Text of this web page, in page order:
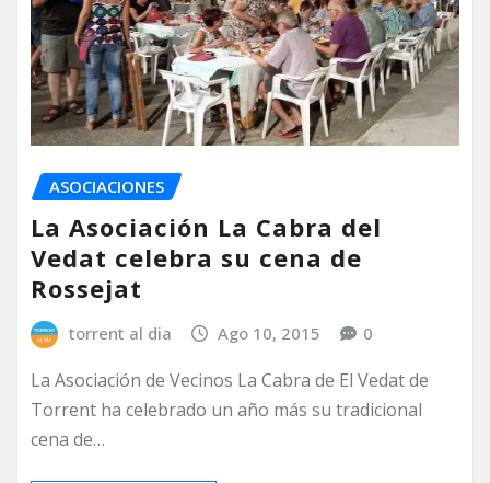
ASOCIACIONES
La Asociación La Cabra del
Vedat celebra su cena de
Rossejat
torrent al dia Ago 10, 2015 0
La Asociación de Vecinos La Cabra de El Vedat de
Torrent ha celebrado un año más su tradicional
cena de…